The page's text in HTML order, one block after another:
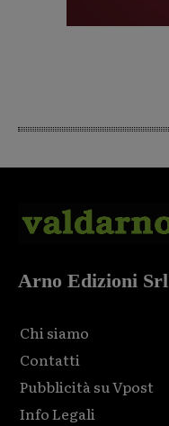
Arno Edizioni Srl
Chi siamo
Contatti
Pubblicità su Vpost
Info Legali